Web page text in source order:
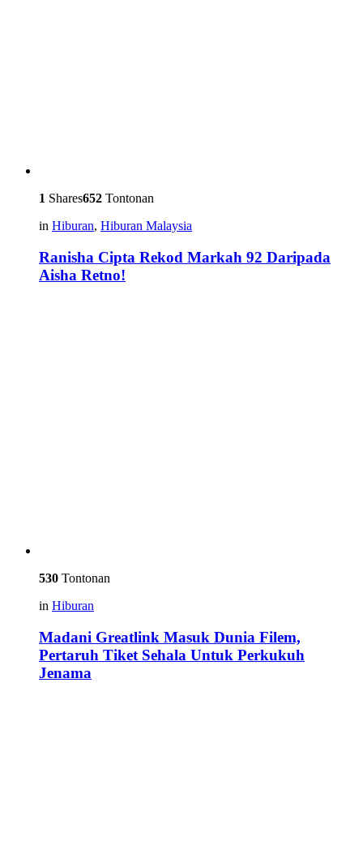
1 Shares652 Tontonan
in Hiburan, Hiburan Malaysia
Ranisha Cipta Rekod Markah 92 Daripada
Aisha Retno!
530 Tontonan
in Hiburan
Madani Greatlink Masuk Dunia Filem,
Pertaruh Tiket Sehala Untuk Perkukuh
Jenama